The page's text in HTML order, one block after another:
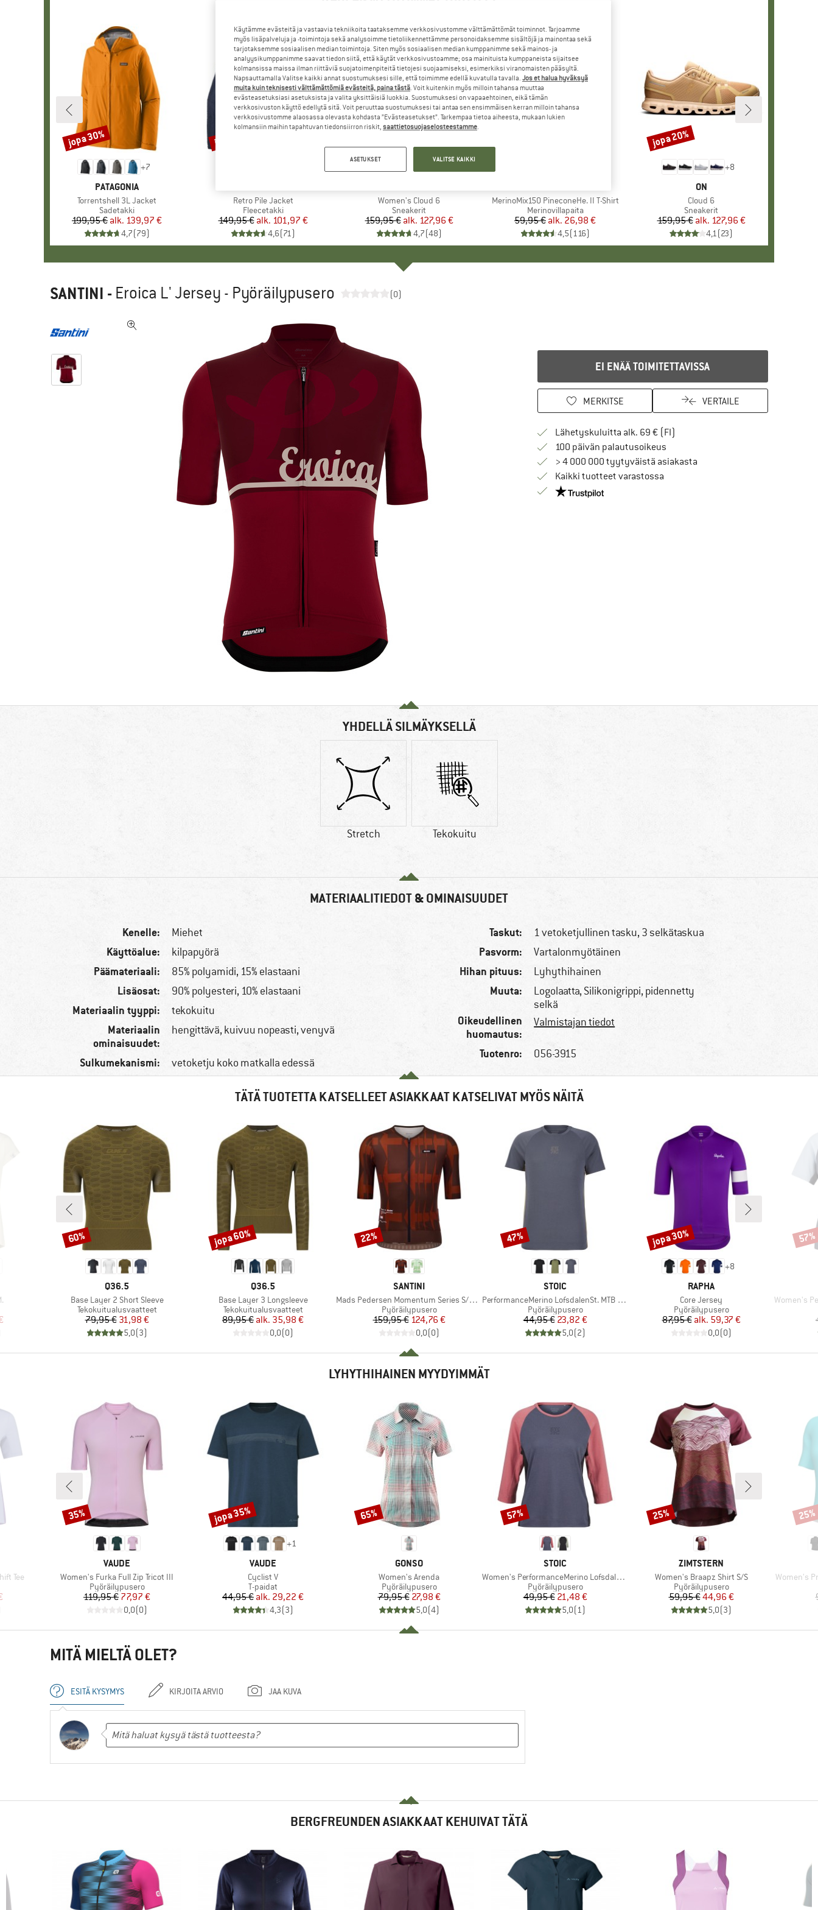
+7
MERKKI
PATAGONIA
Tuote
Torrentshell 3L Jacket
Tuoteryhmä
Sadetakki
Hinta
199,95 € Alennettu hinta
alk. 139,97 €
4,7(79)
Alennus
jopa 30%
Tuote
Retro Pile Jacket
Tuoteryhmä
Fleecetakki
Hinta
149,95 € Alennettu hinta
alk. 101,97 €
4,6(71)
Alennus
jopa 32%
Tuote
Women's Cloud 6
Tuoteryhmä
Sneakerit
Hinta
159,95 € Alennettu hinta
alk. 127,96 €
4,7(48)
jopa 20%
Tuote
MerinoMix150 PineconeHe. II T-Shirt
Tuoteryhmä
Merinovillapaita
Hinta
59,95 € Alennettu hinta
alk. 26,98 €
4,5(116)
+8
MERKKI
ON
Tuote
Cloud 6
Tuoteryhmä
Sneakerit
Hinta
159,95 € Alennettu hinta
alk. 127,96 €
4,1(23)
Alennus
jopa 20%
SANTINI - Eroica L' Jersey - Pyöräilypusero (0)
EI ENÄÄ TOIMITETTAVISSA
MERKITSE VERTAILE
Lähetyskuluitta alk. 69 € (FI)
100 päivän palautusoikeusSiirry palautusoikeuteen täältä
> 4 000 000 tyytyväistä asiakasta
Kaikki tuotteet varastossa
Meillä on Trustpilot -sertifiointi - lue lisää tästä!
YHDELLÄ SILMÄYKSELLÄ
Stretch Tekokuitu
MATERIAALITIEDOT & OMINAISUUDET
Kenelle: Miehet
Käyttöalue: kilpapyörä
Päämateriaali: 85% polyamidi, 15% elastaani
Lisäosat: 90% polyesteri, 10% elastaani
Materiaalin tyyppi: tekokuitu
Materiaalin
ominaisuudet:
hengittävä, kuivuu nopeasti, venyvä
Sulkumekanismi: vetoketju koko matkalla edessä
Taskut: 1 vetoketjullinen tasku, 3 selkätaskua
Pasvorm: Vartalonmyötäinen
Hihan pituus: Lyhythihainen
Muuta:
Logolaatta, Silikonigrippi, pidennetty
selkä
Oikeudellinen
huomautus:
Valmistajan tiedot
Tuotenro: 056-3915
TÄTÄ TUOTETTA KATSELLEET ASIAKKAAT KATSELIVAT MYÖS NÄITÄ
hinta
MERKKI
Q36.5
Tuote
Base Layer 2 Short Sleeve
Tuoteryhmä
Tekokuitualusvaatteet
Hinta
79,95 €Alennettu hinta
31,98 €
5,0(3)
Alennus
60%
MERKKI
Q36.5
Tuote
Base Layer 3 Longsleeve
Tuoteryhmä
Tekokuitualusvaatteet
Hinta
89,95 € Alennettu hinta
alk. 35,98 €
0,0(0)
Alennus
jopa 60%
MERKKI
SANTINI
Tuote
Mads Pedersen Momentum Series S/S Jersey
Tuoteryhmä
Pyöräilypusero
Hinta
159,95 €Alennettu hinta
124,76 €
0,0(0)
Alennus
22%
MERKKI
STOIC
Tuote
PerformanceMerino LofsdalenSt. MTB S/S
Tuoteryhmä
Pyöräilypusero
Hinta
44,95 €Alennettu hinta
23,82 €
5,0(2)
Alennus
47%
+8
MERKKI
RAPHA
Tuote
Core Jersey
Tuoteryhmä
Pyöräilypusero
Hinta
87,95 € Alennettu hinta
alk. 59,37 €
0,0(0)
Alennus
jopa 30%
Tuote
Women's
57%
LYHYTHIHAINEN MYYDYIMMÄT
Tee
hinta
MERKKI
VAUDE
Tuote
Women's Furka Full Zip Tricot III
Tuoteryhmä
Pyöräilypusero
Hinta
119,95 €Alennettu hinta
77,97 €
0,0(0)
Alennus
35%
+1
MERKKI
VAUDE
Tuote
Cyclist V
Tuoteryhmä
T-paidat
Hinta
44,95 € Alennettu hinta
alk. 29,22 €
4,3(3)
Alennus
jopa 35%
MERKKI
GONSO
Tuote
Women's Arenda
Tuoteryhmä
Pyöräilypusero
Hinta
79,95 €Alennettu hinta
27,98 €
5,0(4)
Alennus
65%
MERKKI
STOIC
Tuote
Women's PerformanceMerino LofsdalenSt. MTB 3/4 Tee
Tuoteryhmä
Pyöräilypusero
Hinta
49,95 €Alennettu hinta
21,48 €
5,0(1)
Alennus
57%
MERKKI
ZIMTSTERN
Tuote
Women's Braapz Shirt S/S
Tuoteryhmä
Pyöräilypusero
Hinta
59,95 €Alennettu hinta
44,96 €
5,0(3)
Alennus
25%
Tuote
Women's
25%
MITÄ MIELTÄ OLET?
ESITÄ KYSYMYS KIRJOITA ARVIO JAA KUVA
BERGFREUNDEN ASIAKKAAT KEHUIVAT TÄTÄ
Käytämme evästeitä ja vastaavia tekniikoita taataksemme verkkosivustomme välttämättömät toiminnot. Tarjoamme
myös lisäpalveluja ja -toimintoja sekä analysoimme tietoliikennettämme personoidaksemme sisältöjä ja mainontaa sekä
tarjotaksemme sosiaalisen median toimintoja. Siten myös sosiaalisen median kumppanimme sekä mainos- ja
analyysikumppanimme saavat tiedon siitä, että käytät verkkosivustoamme; osa mainituista kumppaneista sijaitsee
kolmansissa maissa ilman riittäviä suojatoimenpiteitä tietojesi suojaamiseksi, esimerkiksi viranomaisten pääsyltä.
Napsauttamalla Valitse kaikki annat suostumuksesi sille, että toimimme edellä kuvatulla tavalla. Jos et halua hyväksyä
muita kuin teknisesti välttämättömiä evästeitä, paina tästä. Voit kuitenkin myös milloin tahansa muuttaa
evästeasetuksiasi asetuksista ja valita yksittäisiä luokkia. Suostumuksesi on vapaaehtoinen, eikä tämän
verkkosivuston käyttö edellytä sitä. Voit peruuttaa suostumuksesi tai antaa sen ensimmäisen kerran milloin tahansa
verkkosivustomme alaosassa olevasta kohdasta ”Evästeasetukset”. Tarkempaa tietoa aiheesta, mukaan lukien
kolmansiin maihin tapahtuvan tiedonsiirron riskit, saattietosuojaselosteestamme.
ASETUKSET VALITSE KAIKKI